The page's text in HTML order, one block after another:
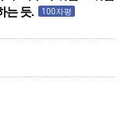
는 듯.
100자평